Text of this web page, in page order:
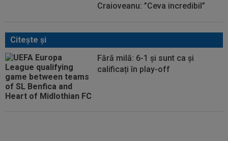
Craioveanu: ”Ceva incredibil”
Citeşte şi
Fără milă: 6-1 și sunt ca și
calificați în play-off